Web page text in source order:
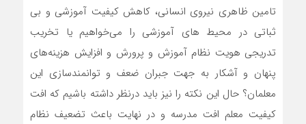
تامین ظاهری نیروی انسانی، کاهش کیفیت آموزشی و بی
ثباتی در محیط های آموزشی را می‌خواهیم یا تخریب
تدریجی هویت نظام آموزش و پرورش و افزایش هزینه‌های
پنهان و آشکار به جهت جبران ضعف و توانمندسازی این
معلمان؟ حال این نکته را نیز باید درنظر داشته باشیم که افت
کیفیت معلم افت مدرسه و در نهایت باعث تضعیف نظام